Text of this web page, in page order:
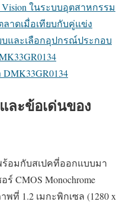
ในระบบอุตสาหกรรม
าดเมื่อเทียบกับคู่แข่ง
และเลือกอุปกรณ์ประกอบ
ะข้อเด่นของ
ร้อมกับสเปคที่ออกแบบมา
CMOS Monochrome
ที่ 1.2 เมกะพิกเซล (1280 x